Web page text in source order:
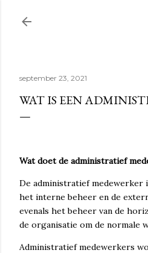
september 23, 2021
WAT IS EEN
Wat doet de administratief
De administratief
het interne beheer en de
evenals het beheer van de
de organisatie om de normale
Administratief medewerkers